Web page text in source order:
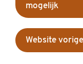
mogelijk
Website